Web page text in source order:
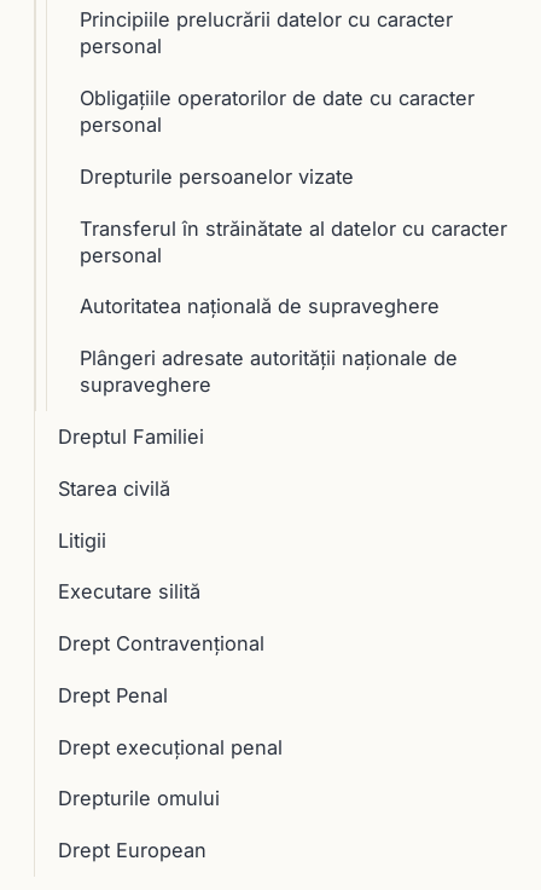
Principiile prelucrării datelor cu caracter
personal
Obligaţiile operatorilor de date cu caracter
personal
Drepturile persoanelor vizate
Transferul în străinătate al datelor cu caracter
personal
Autoritatea naţională de supraveghere
Plângeri adresate autorităţii naţionale de
supraveghere
Dreptul Familiei
Starea civilă
Litigii
Executare silită
Drept Contravențional
Drept Penal
Drept execuţional penal
Drepturile omului
Drept European